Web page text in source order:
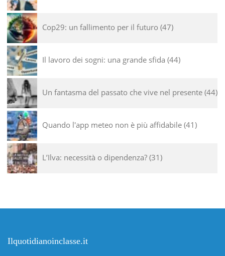
Cop29: un fallimento per il futuro 47
Il lavoro dei sogni: una grande sfida 44
Un fantasma del passato che vive nel presente 44
Quando l'app meteo non è più affidabile 41
L’Ilva: necessità o dipendenza? 31
Ilquotidianoinclasse.it